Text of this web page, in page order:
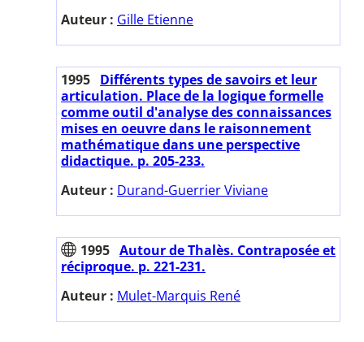
Auteur : Gille Etienne
1995 Différents types de savoirs et leur
articulation. Place de la logique formelle
comme outil d'analyse des connaissances
mises en oeuvre dans le raisonnement
mathématique dans une perspective
didactique. p. 205-233.
Auteur : Durand-Guerrier Viviane
1995 Autour de Thalès. Contraposée et
réciproque. p. 221-231.
Auteur : Mulet-Marquis René